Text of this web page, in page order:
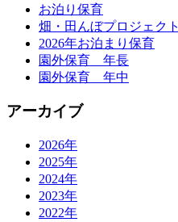
お泊り保育
畑・田んぼプロジェクト
2026年お泊まり保育
園外保育 年長
園外保育 年中
アーカイブ
2026年
2025年
2024年
2023年
2022年